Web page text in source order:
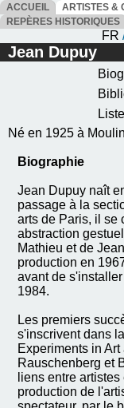
ACCUEIL ARTISTES &
REPÈRES HISTORIQUES
FR
Jean Dupuy